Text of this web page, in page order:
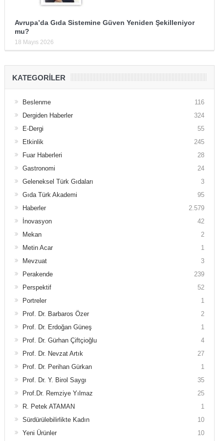
Avrupa’da Gıda Sistemine Güven Yeniden Şekilleniyor
mu?
18 Mayıs 2026
KATEGORILER
Beslenme
116
Dergiden Haberler
324
E-Dergi
55
Etkinlik
245
Fuar Haberleri
28
Gastronomi
24
Geleneksel Türk Gıdaları
3
Gıda Türk Akademi
95
Haberler
2.579
İnovasyon
42
Mekan
2
Metin Acar
1
Mevzuat
3
Perakende
239
Perspektif
52
Portreler
1
Prof. Dr. Barbaros Özer
2
Prof. Dr. Erdoğan Güneş
1
Prof. Dr. Gürhan Çiftçioğlu
4
Prof. Dr. Nevzat Artık
27
Prof. Dr. Perihan Gürkan
1
Prof. Dr. Y. Birol Saygı
35
Prof.Dr. Remziye Yılmaz
25
R. Petek ATAMAN
1
Sürdürülebilirlikte Kadın
10
Yeni Ürünler
10